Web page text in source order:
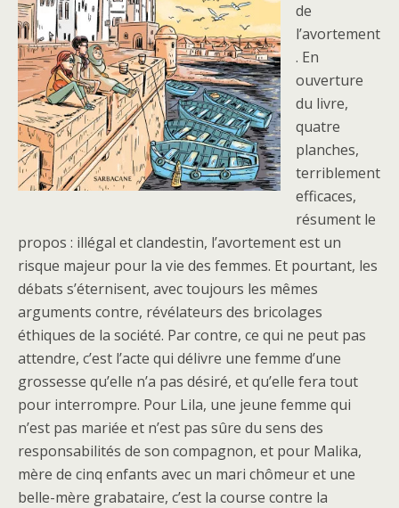
de
l’avortement
. En
ouverture
du livre,
quatre
planches,
terriblement
efficaces,
résument le
propos : illégal et clandestin, l’avortement est un
risque majeur pour la vie des femmes. Et pourtant, les
débats s’éternisent, avec toujours les mêmes
arguments contre, révélateurs des bricolages
éthiques de la société. Par contre, ce qui ne peut pas
attendre, c’est l’acte qui délivre une femme d’une
grossesse qu’elle n’a pas désiré, et qu’elle fera tout
pour interrompre. Pour Lila, une jeune femme qui
n’est pas mariée et n’est pas sûre du sens des
responsabilités de son compagnon, et pour Malika,
mère de cinq enfants avec un mari chômeur et une
belle-mère grabataire, c’est la course contre la